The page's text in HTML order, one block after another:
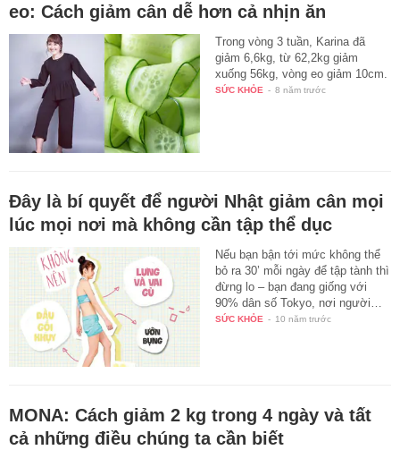
eo: Cách giảm cân dễ hơn cả nhịn ăn
Trong vòng 3 tuần, Karina đã
giảm 6,6kg, từ 62,2kg giảm
xuống 56kg, vòng eo giảm 10cm.
SỨC KHỎE - 8 năm trước
Đây là bí quyết để người Nhật giảm cân mọi
lúc mọi nơi mà không cần tập thể dục
Nếu bạn bận tới mức không thể
bỏ ra 30’ mỗi ngày để tập tành thì
đừng lo – bạn đang giống với
90% dân số Tokyo, nơi người…
SỨC KHỎE - 10 năm trước
MONA: Cách giảm 2 kg trong 4 ngày và tất
cả những điều chúng ta cần biết